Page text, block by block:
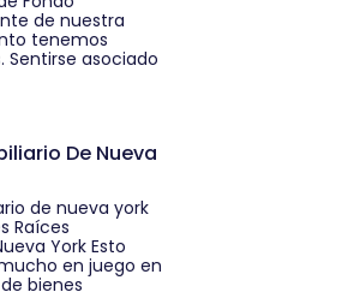
de nuestra
tenemos
Sentirse asociado
De Nueva
de nueva york
Raíces
York Esto
en juego en
bienes